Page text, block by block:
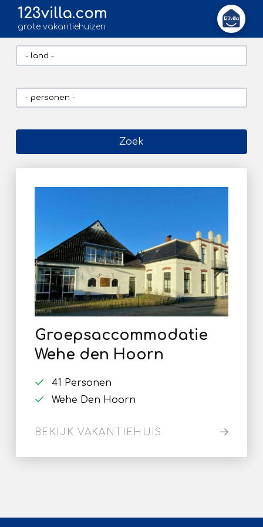
123villa.com
grote vakantiehuizen
Zoek
Groepsaccommodatie
Wehe den Hoorn
41 Personen
Wehe Den Hoorn
BEKIJK VAKANTIEHUIS